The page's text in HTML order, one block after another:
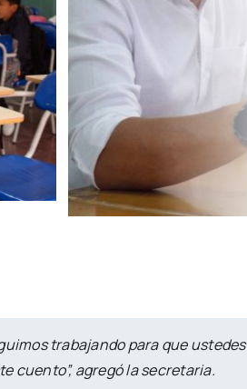
trabajando para que ustedes
cuento”, agregó la secretaria.